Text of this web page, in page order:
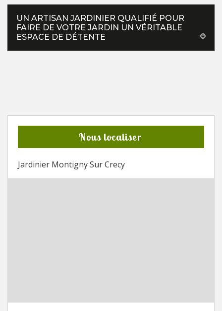
UN ARTISAN JARDINIER QUALIFIÉ POUR
FAIRE DE VOTRE JARDIN UN VÉRITABLE
ESPACE DE DÉTENTE
Nous localiser
Jardinier Montigny Sur Crecy